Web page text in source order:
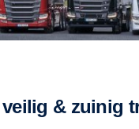
veilig & zuinig